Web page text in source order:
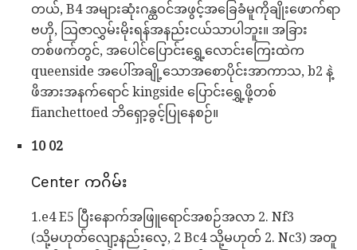
တယ်, B4 အများဆုံးဂန္ထဝင်အဖွင့်အခြေခံမူကိုချိုးဖောက်ရာ
ဗဟို, သြဇာလွှမ်းမိုးရန်အနည်းငယ်သာပါဘူး။ အခြား
တစ်ဖက်တွင်, အပေါင်ပြောင်းရွှေ့လောင်းကြေးထဲက
queenside အပေါ်အချို့သောအစောပိုင်းအာကာသ, b2 နဲ့
ဖိအားအနက်ရောင် kingside ပြောင်းရွှေ့ဖို့တစ်
fianchettoed ဘိရှော့ခွင့်ပြုနေစဉ်။
10 02
Center ကဂိမ်း
1.e4 E5 ပြီးနောက်အဖြူရောင်အစဉ်အလာ 2. Nf3
(သို့မဟုတ်လျော့နည်းလေ့, 2 Bc4 သို့မဟုတ် 2. Nc3) အတူ